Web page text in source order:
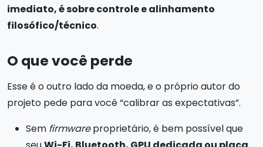
imediato, é sobre controle e alinhamento
filosófico/técnico.
O que você perde
Esse é o outro lado da moeda, e o próprio autor do
projeto pede para você “calibrar as expectativas”.
Sem firmwareproprietário, é bem possível que